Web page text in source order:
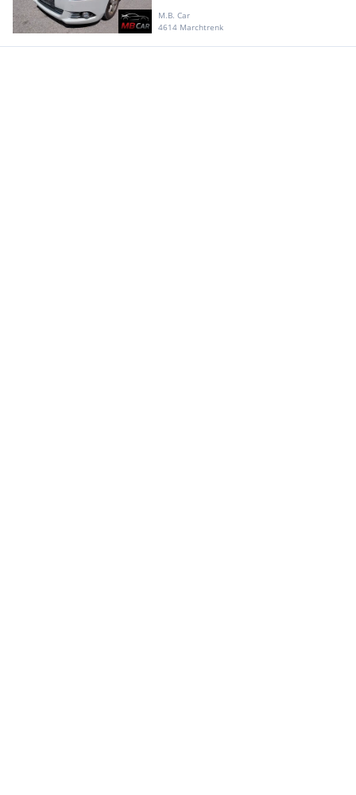
M.B. Car
4614 Marchtrenk